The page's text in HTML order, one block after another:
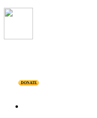
DONATE